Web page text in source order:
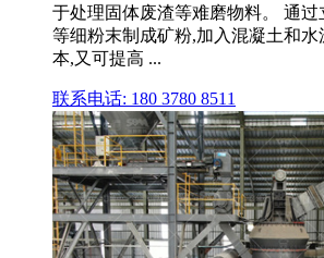
于处理固体废渣等难磨物料。 通
等细粉末制成矿粉,加入混凝土和
本,又可提高 ...
联系电话: 180 3780 8511